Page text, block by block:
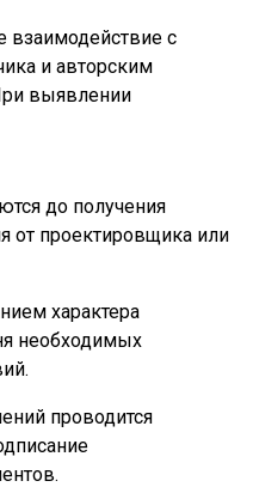
взаимодействие с
и авторским
выявлении
до получения
от проектировщика или
характера
необходимых
проводится